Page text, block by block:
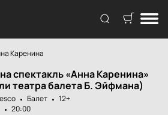
Каренина
спектакль «Анна Каренина»
театра балета Б. Эйфмана)
Балет
12+
20:00